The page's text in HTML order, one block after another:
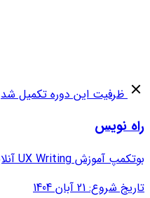
ظرفیت این دوره تکمیل شد
راه نویس
بوتکمپ آموزش UX Writing آنلاین مقدماتی تا پیشرفته
تاریخ شروع: 21 آبان 1404